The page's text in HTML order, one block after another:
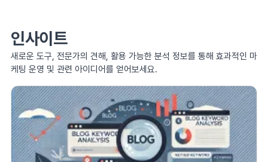
인사이트
새로운 도구, 전문가의 견해, 활용 가능한 분석 정보를 통해 효과적인 마
케팅 운영 및 관련 아이디어를 얻어보세요.